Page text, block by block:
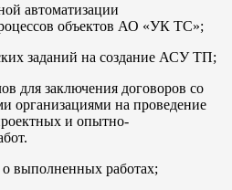
автоматизации
объектов АО «УК ТС»;
заданий на создание АСУ ТП;
для заключения договоров со
организациями на проведение
и опытно-
о выполненных работах;